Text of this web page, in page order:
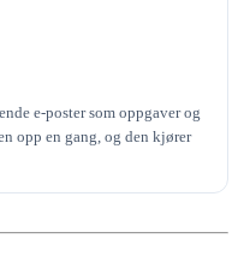
e-poster som oppgaver og
opp en gang, og den kjører